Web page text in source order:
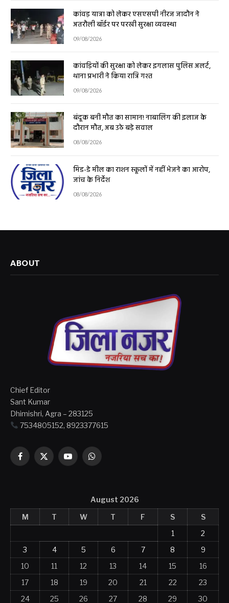
कांवड़ यात्रा को लेकर एसएसपी नीरज जादौन ने
अतरौली बॉर्डर पर परखी सुरक्षा व्यवस्था
09/08/2026
कांवड़ियों की सुरक्षा को लेकर इगलास पुलिस अलर्ट,
थाना प्रभारी ने किया रात्रि गश्त
09/08/2026
बंदूक बनी मौत का सामान! नाबालिग की इलाज के
दौरान मौत, अब उठे बड़े सवाल
08/08/2026
मिड-डे मील का राशन स्कूलों में नहीं भेजने का आरोप,
जांच के निर्देश
08/08/2026
ABOUT
Chief Editor
Sant Kumar
Dhimishri, Agra – 283125
7534805152, 8923377615
Facebook
X
(Twitter)
YouTubeWhatsApp
August 2026
M
T W T F S
S
1
2
3
4 5 6 7 8
9
10
11 12 13 14 15
16
17
18 19 20 21 22
23
24
25 26 27 28 29 30